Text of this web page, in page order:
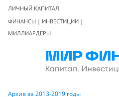
ЛИЧНЫЙ КАПИТАЛ
ФИНАНСЫ | ИНВЕСТИЦИИ |
МИЛЛИАРДЕРЫ
Архив за 2013-2019 годы